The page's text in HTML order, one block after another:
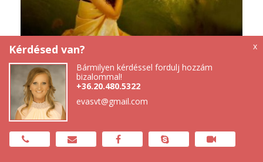
LEGYEN A SZERETET A NYELVED
Általános
- Nem mindegy mit és hogyan
mondod...
x
Kérdésed van?
Bármilyen kérdéssel fordulj hozzám
bizalommal!
+36.20.480.5322
evasvt@gmail.com